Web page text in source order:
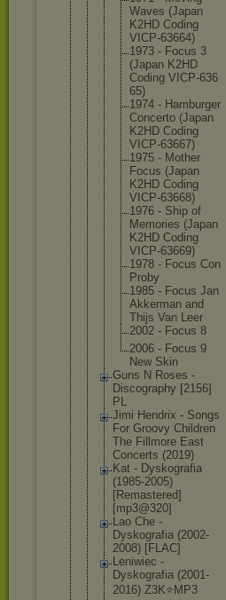
Waves (Japan
K2HD Coding
VICP-63664)
1973 - Focus 3
(Japan K2HD
Coding VICP-636
65)
1974 - Hamburger
Concerto (Japan
K2HD Coding
VICP-63667)
1975 - Mother
Focus (Japan
K2HD Coding
VICP-63668)
1976 - Ship of
Memories (Japan
K2HD Coding
VICP-63669)
1978 - Focus Con
Proby
1985 - Focus Jan
Akkerman and
Thijs Van Leer
2002 - Focus 8
2006 - Focus 9
New Skin
Guns N Roses -
Discography [2156]
PL
Jimi Hendrix - Songs
For Groovy Children
The Fillmore East
Concerts (2019)
Kat - Dyskografia
(1985-2005)
[Remastered]
[mp3@320]
Lao Che -
Dyskografia (2002-
2008) [FLAC]
Leniwiec -
Dyskografia (2001-
2016) Z3K⭐MP3